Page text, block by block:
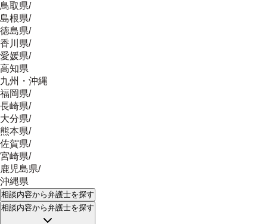
鳥取県/
島根県/
徳島県/
香川県/
愛媛県/
高知県
九州・沖縄
福岡県/
長崎県/
大分県/
熊本県/
佐賀県/
宮崎県/
鹿児島県/
沖縄県
相談内容から弁護士を探す
相談内容から弁護士を探す